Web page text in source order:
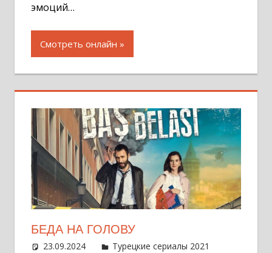
эмоций…
Смотреть онлайн
БЕДА НА ГОЛОВУ
23.09.2024 Администратор
Турецкие сериалы 2021